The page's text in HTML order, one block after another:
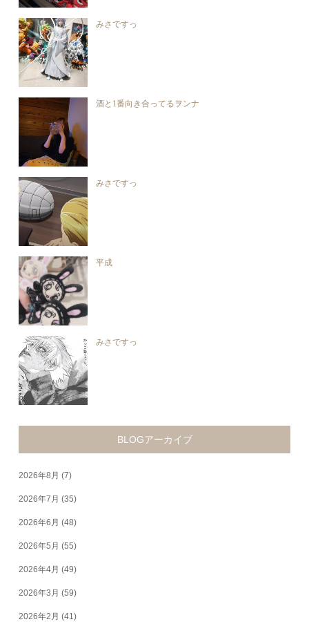
みさですっ
酒と1番向き合ってるヲンナ
みさですっ
平成
みさですっ
BLOGアーカイブ
2026年8月 (7)
2026年7月 (35)
2026年6月 (48)
2026年5月 (55)
2026年4月 (49)
2026年3月 (59)
2026年2月 (41)